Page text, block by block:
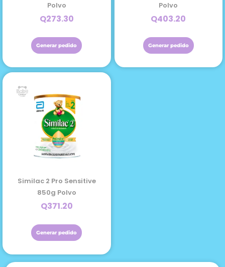
Polvo
Q273.30
Generar pedido
Polvo
Q403.20
Generar pedido
Similac 2 Pro Sensitive
850g Polvo
Q371.20
Generar pedido